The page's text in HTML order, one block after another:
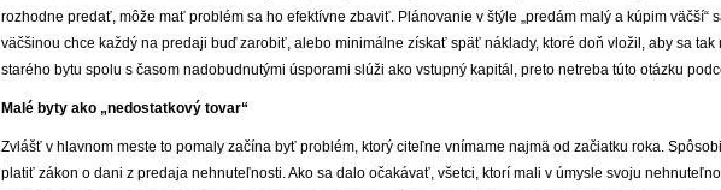
rozhodne predať, môže mať problém sa ho efektívne zbaviť. Plánovanie v štýle „predám malý a kúpim väčší“
väčšinou chce každý na predaji buď zarobiť, alebo minimálne získať späť náklady, ktoré doň vložil, aby sa
starého bytu spolu s časom nadobudnutými úsporami slúži ako vstupný kapitál, preto netreba túto otázku
Malé byty ako „nedostatkový tovar“
Zvlášť v hlavnom meste to pomaly začína byť problém, ktorý citeľne vnímame najmä od začiatku roka.
platiť zákon o dani z predaja nehnuteľnosti. Ako sa dalo očakávať, všetci, ktorí mali v úmysle svoju